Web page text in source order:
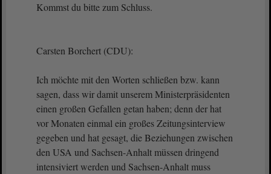
Kommst du bitte zum Schluss.
Carsten Borchert (CDU):
Ich möchte mit den Worten schließen bzw. kann
sagen, dass wir damit unserem Ministerpräsidenten
einen großen Gefallen getan haben; denn der hat
vor Monaten einmal ein großes Zeitungsinterview
gegeben und hat gesagt, die Beziehungen zwischen
den USA und Sachsen-Anhalt müssen dringend
intensiviert werden und Sachsen-Anhalt muss